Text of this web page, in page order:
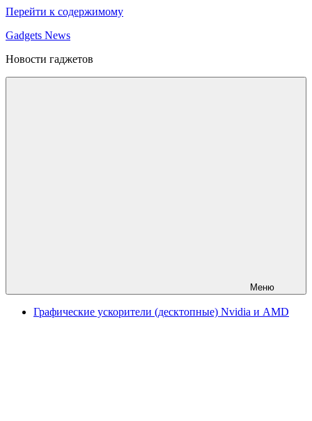
Перейти к содержимому
Gadgets News
Новости гаджетов
Меню
Графические ускорители (десктопные) Nvidia и AMD